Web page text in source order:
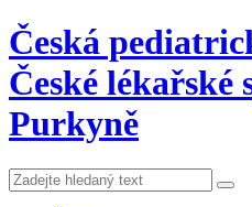
Česká
České lékařské
Purkyně